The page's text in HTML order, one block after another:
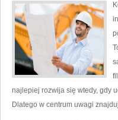
najlepiej rozwija się wtedy, gdy
Dlatego w centrum uwagi